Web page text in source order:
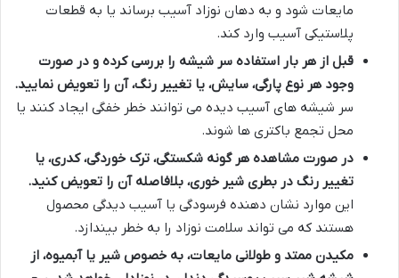
مایعات شود و به دهان نوزاد آسیب برساند یا به قطعات
پلاستیکی آسیب وارد کند.
قبل از هر بار استفاده سر شیشه را بررسی کرده و در صورت
وجود هر نوع پارگی، سایش، یا تغییر رنگ، آن را تعویض نمایید.
سر شیشه های آسیب دیده می توانند خطر خفگی ایجاد کنند یا
محل تجمع باکتری ها شوند.
در صورت مشاهده هر گونه شکستگی، ترک خوردگی، کدری، یا
تغییر رنگ در بطری شیر خوری، بلافاصله آن را تعویض کنید.
این موارد نشان دهنده فرسودگی یا آسیب دیدگی محصول
هستند که می تواند سلامت نوزاد را به خطر بیندازد.
مکیدن ممتد و طولانی مایعات، به خصوص شیر یا آبمیوه، از